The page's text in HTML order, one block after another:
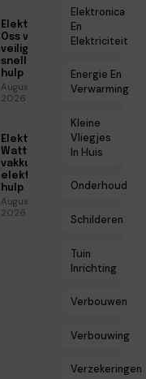
Elektricien
Oss voor
veilige en
snelle
hulp
Augustus 6,
2026
Elektricien
Watt voor
vakkundige
elektrische
hulp
Augustus 5,
2026
Elektronica
En
Elektriciteit
Energie En
Verwarming
Kleine
Vliegjes
In Huis
Onderhoud
Schilderen
Tuin
Inrichting
Verbouwen
Verbouwing
Verzekeringen